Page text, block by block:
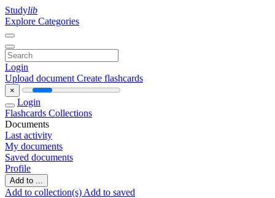
Studylib
Explore Categories
Login
Upload document Create flashcards
×
Login
Flashcards Collections
Documents
Last activity
My documents
Saved documents
Profile
Add to ...
Add to collection(s) Add to saved